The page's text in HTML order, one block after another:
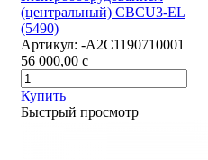
(центральный) CBCU3-EL
(5490)
Артикул: -А2С1190710001
56 000,00 c
Купить
Быстрый просмотр